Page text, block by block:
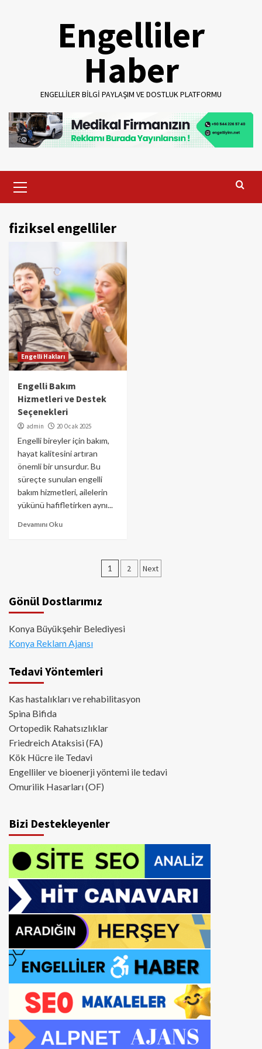
Engelliler
Haber
ENGELLILER BILGI PAYLAŞIM VE DOSTLUK PLATFORMU
Menu
fiziksel engelliler
Engelli Hakları
Engelli Bakım
Hizmetleri ve Destek
Seçenekleri
admin 20 Ocak 2025
Engelli bireyler için bakım,
hayat kalitesini artıran
önemli bir unsurdur. Bu
süreçte sunulan engelli
bakım hizmetleri, ailelerin
yükünü hafifletirken aynı...
Devamını Oku
Yazı
1 2 Next
Gönül Dostlarımız
Konya Büyükşehir Belediyesi
Konya Reklam Ajansı
Tedavi Yöntemleri
Kas hastalıkları ve rehabilitasyon
Spina Bifida
Ortopedik Rahatsızlıklar
Friedreich Ataksisi (FA)
Kök Hücre ile Tedavi
Engelliler ve bioenerji yöntemi ile tedavi
Omurilik Hasarları (OF)
Bizi Destekleyenler